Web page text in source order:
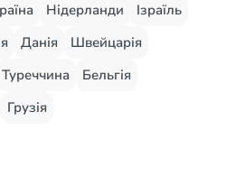
Нідерланди
Ізраїль
Данія
Швейцарія
Туреччина
Бельгія
Грузія